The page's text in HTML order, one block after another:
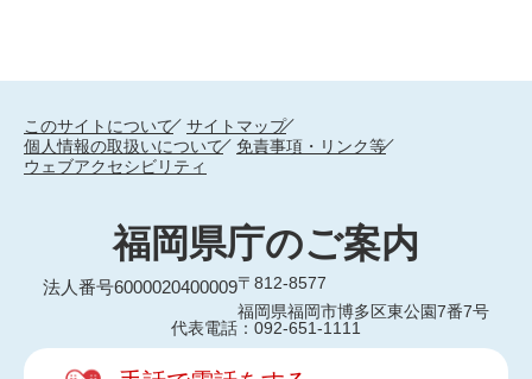
このサイトについて
サイトマップ
個人情報の取扱いについて
免責事項・リンク等
ウェブアクセシビリティ
福岡県庁のご案内
法人番号6000020400009〒812-8577
福岡県福岡市博多区東公園7番7号
代表電話：092-651-1111